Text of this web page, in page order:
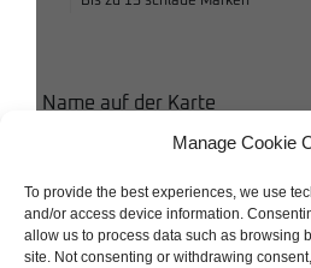
Manage Cookie
To provide the best experiences, we use
and/or access device information.
allow us to process data such as browsing
site. Not consenting or withdrawing
Name auf der Karte
Kreditkarte
Ich stimme den Bedingungen